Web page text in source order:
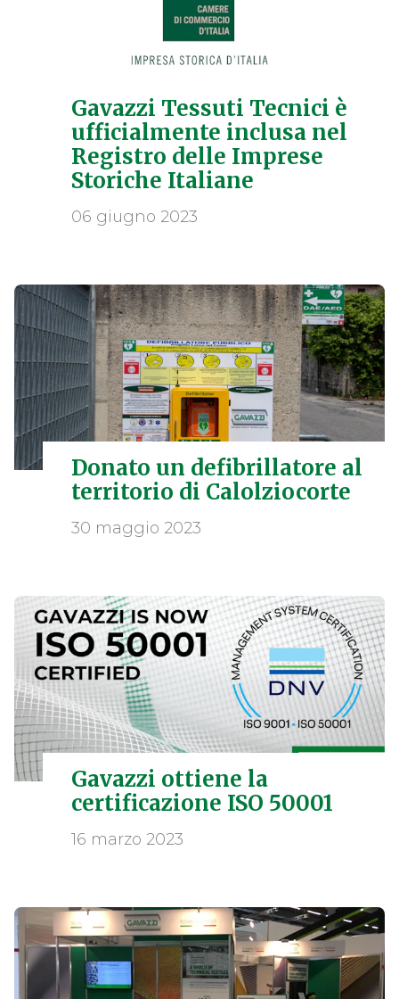
Gavazzi Tessuti Tecnici è
ufficialmente inclusa nel
Registro delle Imprese
Storiche Italiane
06 giugno 2023
Donato un defibrillatore al
territorio di Calolziocorte
30 maggio 2023
Gavazzi ottiene la
certificazione ISO 50001
16 marzo 2023